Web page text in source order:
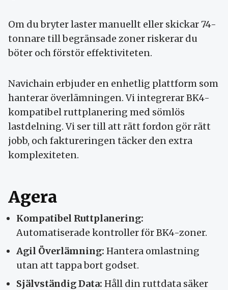
Om du bryter laster manuellt eller skickar 74-
tonnare till begränsade zoner riskerar du
böter och förstör effektiviteten.
Navichain erbjuder en enhetlig plattform som
hanterar överlämningen. Vi integrerar BK4-
kompatibel ruttplanering med sömlös
lastdelning. Vi ser till att rätt fordon gör rätt
jobb, och faktureringen täcker den extra
komplexiteten.
Agera
Kompatibel Ruttplanering:
Automatiserade kontroller för BK4-zoner.
Agil Överlämning: Hantera omlastning
utan att tappa bort godset.
Självständig Data: Håll din ruttdata säker